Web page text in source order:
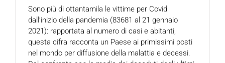
Sono più di ottantamila le vittime per Covid
dall’inizio della pandemia (83681 al 21 gennaio
2021): rapportata al numero di casi e abitanti,
questa cifra racconta un Paese ai primissimi posti
nel mondo per diffusione della malattia e decessi.